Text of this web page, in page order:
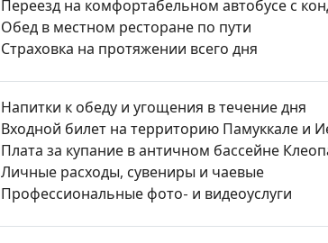
Переезд на комфортабельном автобусе с
Обед в местном ресторане по пути
Страховка на протяжении всего дня
Напитки к обеду и угощения в течение дня
Входной билет на территорию Памуккале и
Плата за купание в античном бассейне
Личные расходы, сувениры и чаевые
Профессиональные фото- и видеоуслуги